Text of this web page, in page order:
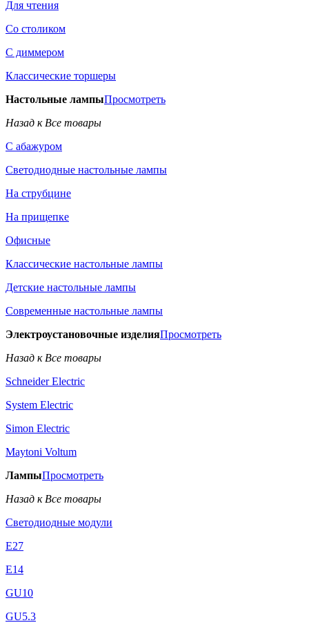
Для чтения
Со столиком
С диммером
Классические торшеры
Настольные лампыПросмотреть
Назад к Все товары
С абажуром
Светодиодные настольные лампы
На струбцине
На прищепке
Офисные
Классические настольные лампы
Детские настольные лампы
Современные настольные лампы
Электроустановочные изделияПросмотреть
Назад к Все товары
Schneider Electric
System Electric
Simon Electric
Maytoni Voltum
ЛампыПросмотреть
Назад к Все товары
Светодиодные модули
E27
E14
GU10
GU5.3